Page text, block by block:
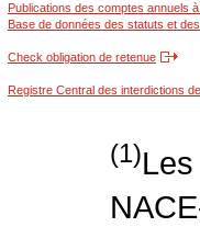
Publications des comptes annuels
Base de données des statuts et
Check obligation de retenue
Registre Central des interdictions
(1)